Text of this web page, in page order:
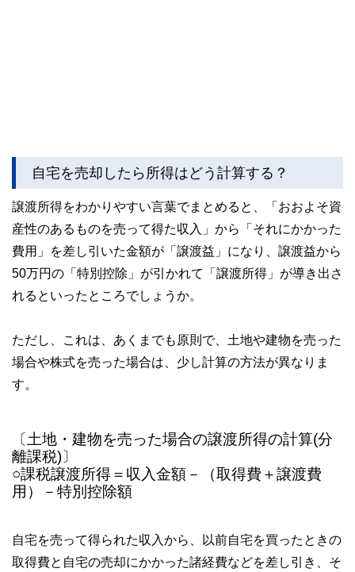
自宅を売却したら所得はどう計算する？
譲渡所得をわかりやすい言葉でまとめると、「おおよそ資
産性のあるものを売って得た収入」から「それにかかった
費用」を差し引いた金額が「譲渡益」になり、譲渡益から
50万円の「特別控除」が引かれて「譲渡所得」が導き出さ
れるといったところでしょうか。
ただし、これは、あくまでも原則で、土地や建物を売った
場合や株式を売った場合は、少し計算の方法が異なりま
す。
〔土地・建物を売った場合の譲渡所得の計算(分
離課税)〕
○課税譲渡所得＝収入金額－（取得費＋譲渡費
用）－特別控除額
自宅を売って得られた収入から、以前自宅を買ったときの
取得費と自宅の売却にかかった諸経費などを差し引き、そ